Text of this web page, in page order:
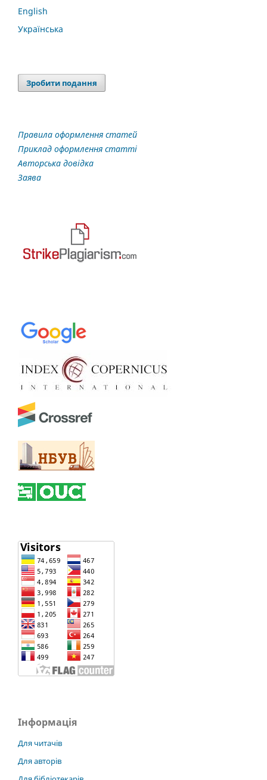
English
Українська
Зробити подання
Правила оформлення статей
Приклад оформлення статті
Авторська довідка
Заява
Інформація
Для читачів
Для авторів